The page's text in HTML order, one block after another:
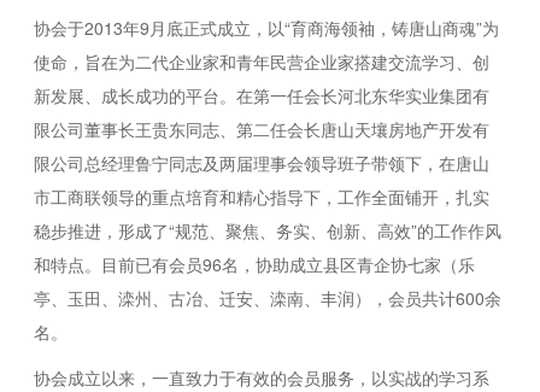
协会于2013年9月底正式成立，以“育商海领袖，铸唐山商魂”为
使命，旨在为二代企业家和青年民营企业家搭建交流学习、创
新发展、成长成功的平台。在第一任会长河北东华实业集团有
限公司董事长王贵东同志、第二任会长唐山天壤房地产开发有
限公司总经理鲁宁同志及两届理事会领导班子带领下，在唐山
市工商联领导的重点培育和精心指导下，工作全面铺开，扎实
稳步推进，形成了“规范、聚焦、务实、创新、高效”的工作作风
和特点。目前已有会员96名，协助成立县区青企协七家（乐
亭、玉田、滦州、古冶、迁安、滦南、丰润），会员共计600余
名。
协会成立以来，一直致力于有效的会员服务，以实战的学习系